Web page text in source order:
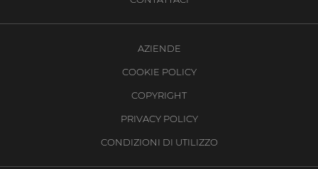
AZIENDE
COOKIE POLICY
COPYRIGHT
PRIVACY POLICY
CONDIZIONI DI UTILIZZO